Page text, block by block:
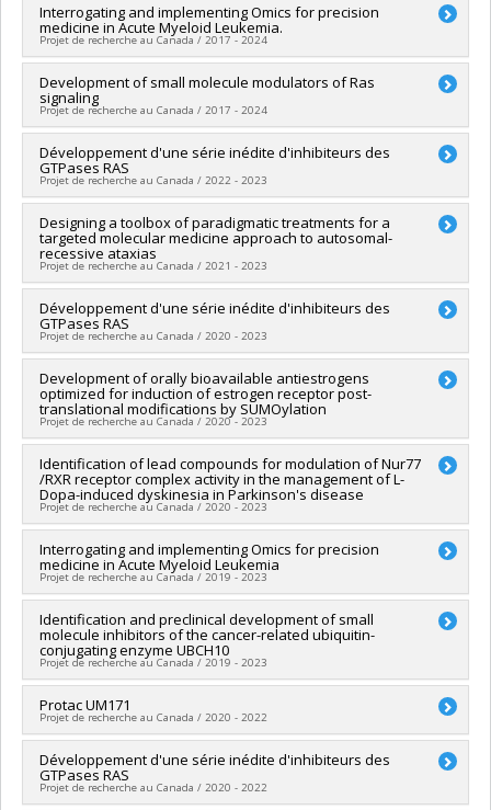
interorganismes à l’intention des établissements
Grant programs:PVXXXXXX-Fonds Nouvelles frontières en
recherche - Exploration
Lead researcher : Sylvie Mader
Co-researchers :Katherine Borden,
Anne Marinier
interorganismes à l’intention des établissements
Grant programs:PVXXXXXX-Fonds Nouvelles frontières en
recherche - Exploration
Interrogating and implementing Omics for precision
medicine in Acute Myeloid Leukemia.
Projet de recherche au Canada / 2017 - 2024
Lead researcher :Guy Sauvageau
Co-researchers :
Sébastien Lemieux
P. Roux
Funding sources:Génome Québec , Génome Canada ,
BMS/Bristol-Myers Squibb , Génome Canada
Grant programs:, PVXXXXXX-Projets de recherche en
génomique à grande échelle et Plates-formes scientifiques
tech. , , PVXXXXXX-Programme d'aide lié à la COVID-19
Development of small molecule modulators of Ras
signaling
Projet de recherche au Canada / 2017 - 2024
Lead researcher :Anne Marinier
Co-researchers :
Marc Therrien
Funding sources:
Grant programs:PVXXXXXX-(PJT) Subvention Projet
Développement d'une série inédite d'inhibiteurs des
GTPases RAS
Projet de recherche au Canada / 2022 - 2023
Lead researcher :Marc Therrien
Co-researchers :Anne Marinier,Matthew James Smith
Funding sources:FRQS/Fonds de recherche du Québec -
Santé (FRSQ)
Grant programs: PVXXXXXX-LeadAction-Onco (Collabo. IRICoR,
Oncopole et FRQS)
Designing a toolbox of paradigmatic treatments for a
targeted molecular medicine approach to autosomal-
recessive ataxias
Projet de recherche au Canada / 2021 - 2023
Lead researcher :Bernard Brais
Co-researchers :
Anne Marinier
Funding sources:
Grant programs:PVXXXXXX-Subvention d'équipe
Développement d'une série inédite d'inhibiteurs des
GTPases RAS
Projet de recherche au Canada / 2020 - 2023
Lead researcher :Marc Therrien
Co-researchers :Anne Marinier,Matthew James Smith
Funding sources:Ministère Économie et Innovation ,
FRQS/Fonds de recherche du Québec - Santé (FRSQ) , IRICoR
Grant programs:, PVXXXXXX-LeadAction-Onco (Collabo.
IRICoR, Oncopole et FRQS) ,
Development of orally bioavailable antiestrogens
optimized for induction of estrogen receptor post-
translational modifications by SUMOylation
Projet de recherche au Canada / 2020 - 2023
Lead researcher :Sylvie Mader
Co-researchers : Anne Marinier
Funding sources:IRICoR , Fondation du cancer du sein du
Québec
Grant programs:,
Identification of lead compounds for modulation of Nur77
/RXR receptor complex activity in the management of L-
Dopa-induced dyskinesia in Parkinson's disease
Projet de recherche au Canada / 2020 - 2023
Lead researcher : Daniel Lévesque
Co-researchers :Sylvie Mader,Anne Marinier
Leclair
Grant programs:
Interrogating and implementing Omics for precision
medicine in Acute Myeloid Leukemia
Projet de recherche au Canada / 2019 - 2023
Lead researcher : Guy Sauvageau
Co-researchers :Sébastien Lemieux,Anne Marinier
P. Roux
Funding sources:BMS/Bristol-Myers Squibb
Grant programs:
Identification and preclinical development of small
molecule inhibitors of the cancer-related ubiquitin-
conjugating enzyme UBCH10
Projet de recherche au Canada / 2019 - 2023
Lead researcher :
Co-researchers : Anne Marinier
Funding sources:IRSCC/Institut de recherche de la Société
canadienne du cancer
Grant programs:PVXXXXX-Subventions pour un impact
Protac UM171
Projet de recherche au Canada / 2020 - 2022
Lead researcher :Anne Marinier
Funding sources:
ExcellThera
Grant programs:
Développement d'une série inédite d'inhibiteurs des
GTPases RAS
Projet de recherche au Canada / 2020 - 2022